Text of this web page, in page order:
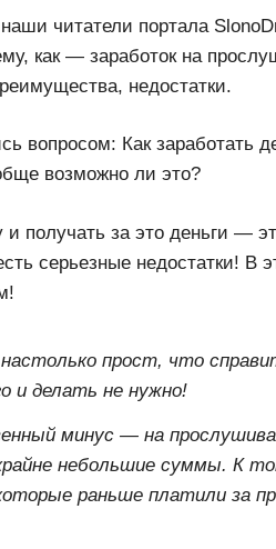
читатели портала
как — заработок на
недостатки.
вопросом: Как заработать
возможно ли это?
за это деньги —
серьезные недостатки! В
настолько прост, что
и делать не нужно!
минус — на
небольшие суммы. К
раньше платили за